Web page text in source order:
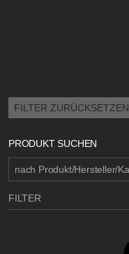
FILTER ZURÜCKSETZEN
PRODUKT SUCHEN
FILTER